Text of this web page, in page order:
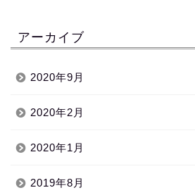
アーカイブ
2020年9月
2020年2月
2020年1月
2019年8月